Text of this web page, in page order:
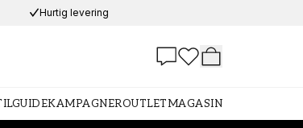
Hurtig levering
KAMPAGNEROUTLETMAGASIN